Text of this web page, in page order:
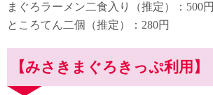
まぐろラーメン二食入り（推定）：500円
ところてん二個（推定）：280円
【みさきまぐろきっぷ利用】